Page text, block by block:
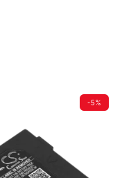
-5%